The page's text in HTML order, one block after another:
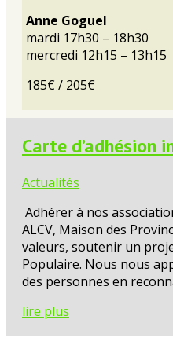
Anne Goguel
mardi 17h30 – 18h30
mercredi 12h15 – 13h15
185€ / 205€
Carte d’adhésion
Actualités
Adhérer à nos
ALCV, Maison des
valeurs, soutenir un
Populaire. Nous nous
des personnes en
lire plus